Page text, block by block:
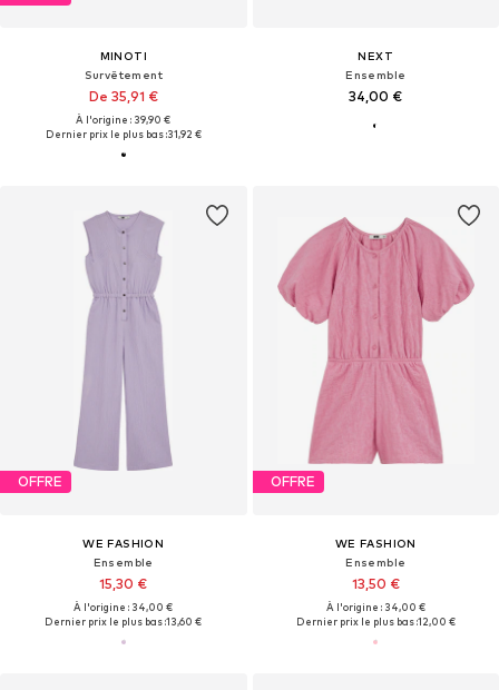
MINOTI
Survêtement
De 35,91 €
À l'origine : 39,90 €
Dernier prix le plus bas :31,92 €
NEXT
Ensemble
34,00 €
OFFRE
WE FASHION
Ensemble
15,30 €
À l'origine : 34,00 €
Dernier prix le plus bas :13,60 €
OFFRE
WE FASHION
Ensemble
13,50 €
À l'origine : 34,00 €
Dernier prix le plus bas :12,00 €